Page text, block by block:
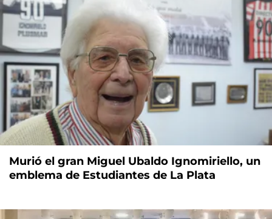
Murió el gran Miguel Ubaldo Ignomiriello, un
emblema de Estudiantes de La Plata